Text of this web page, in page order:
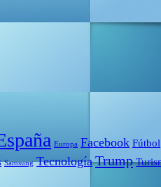
Europa Facebook Fútbol
Samsung Tecnología Trump